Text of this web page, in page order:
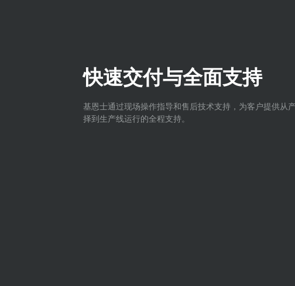
快速交付与全面支持
基恩士通过现场操作指导和售后技术支持，为客户提供从
择到生产线运行的全程支持。